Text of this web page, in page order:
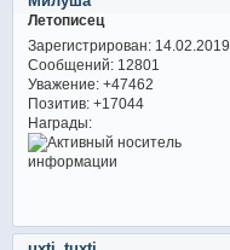
Летописец
Зарегистрирован: 14.02.2019
Сообщений:12801
Уважение: +47462
Позитив: +17044
Награды: